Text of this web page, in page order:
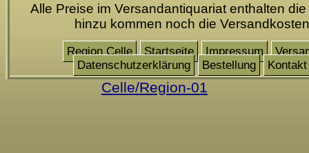
Alle Preise im Versandantiquariat enthalten die
hinzu kommen noch die Versandkosten
Region Celle Startseite Impressum
Datenschutzerklärung
Bestellung Kontakt
Celle/Region-01